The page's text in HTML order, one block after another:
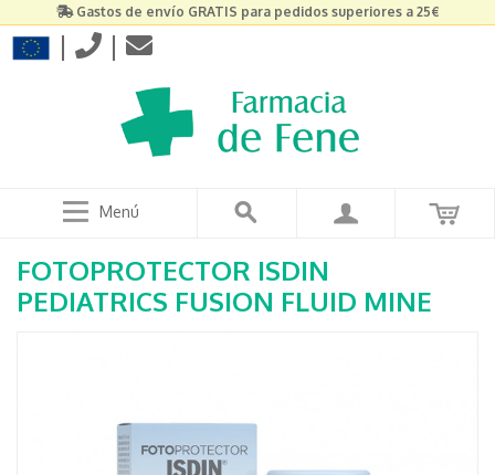
Gastos de envío GRATIS para pedidos superiores a 25€
| |
Menú
FOTOPROTECTOR ISDIN
PEDIATRICS FUSION FLUID MINE